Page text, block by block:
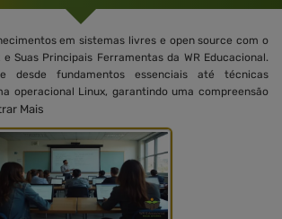
em sistemas livres e open source com o
Suas Principais Ferramentas da WR Educacional.
desde fundamentos essenciais até técnicas
operacional Linux, garantindo uma compreensão
Mais